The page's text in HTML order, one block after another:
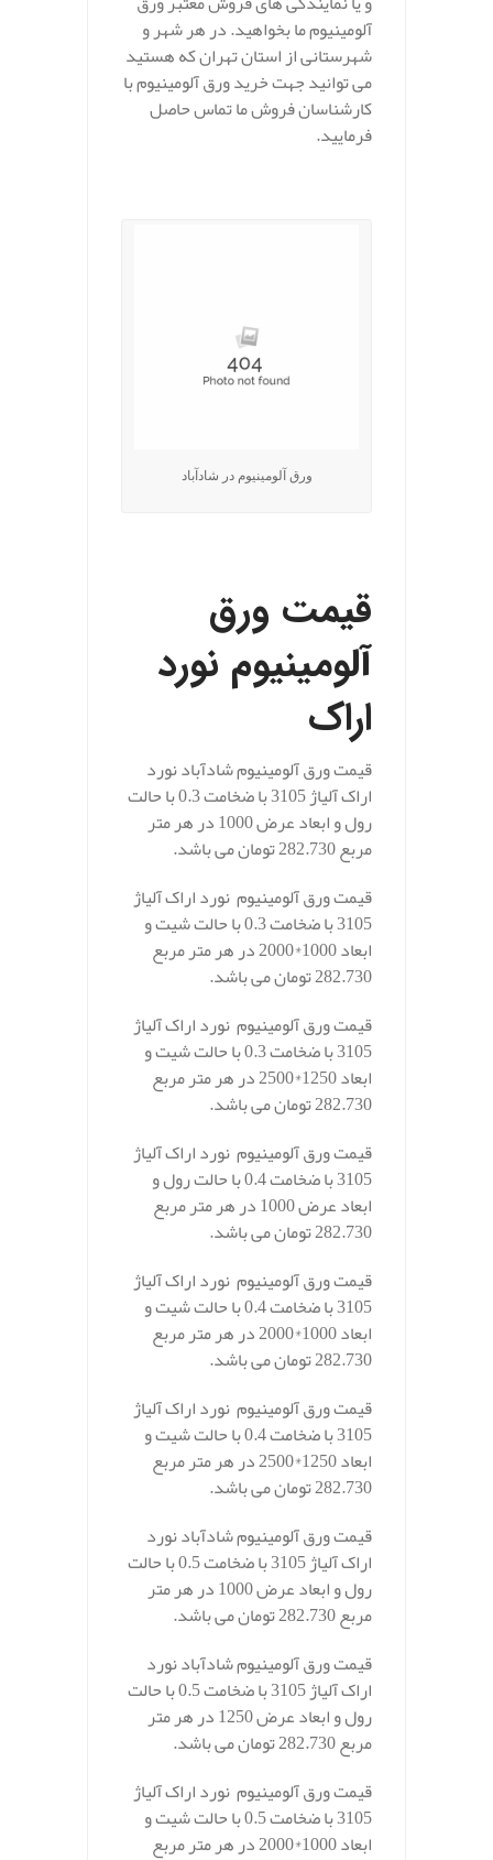
آلومینیوم ما بخواهید. در هر شهر و
شهرستانی از استان تهران که هستید
می توانید جهت خرید ورق آلومینیوم با
کارشناسان فروش ما تماس حاصل
فرمایید.
ورق آلومینیوم در شادآباد
قیمت ورق
آلومینیوم نورد
اراک
قیمت ورق آلومینیوم شادآباد نورد
اراک آلیاژ 3105 با ضخامت 0.3 با حالت
رول و ابعاد عرض 1000 در هر متر
مربع 282.730 تومان می باشد.
قیمت ورق آلومینیوم نورد اراک آلیاژ
3105 با ضخامت 0.3 با حالت شیت و
ابعاد 1000*2000 در هر متر مربع
282.730 تومان می باشد.
قیمت ورق آلومینیوم نورد اراک آلیاژ
3105 با ضخامت 0.3 با حالت شیت و
ابعاد 1250*2500 در هر متر مربع
282.730 تومان می باشد.
قیمت ورق آلومینیوم نورد اراک آلیاژ
3105 با ضخامت 0.4 با حالت رول و
ابعاد عرض 1000 در هر متر مربع
282.730 تومان می باشد.
قیمت ورق آلومینیوم نورد اراک آلیاژ
3105 با ضخامت 0.4 با حالت شیت و
ابعاد 1000*2000 در هر متر مربع
282.730 تومان می باشد.
قیمت ورق آلومینیوم نورد اراک آلیاژ
3105 با ضخامت 0.4 با حالت شیت و
ابعاد 1250*2500 در هر متر مربع
282.730 تومان می باشد.
قیمت ورق آلومینیوم شادآباد نورد
اراک آلیاژ 3105 با ضخامت 0.5 با حالت
رول و ابعاد عرض 1000 در هر متر
مربع 282.730 تومان می باشد.
قیمت ورق آلومینیوم شادآباد نورد
اراک آلیاژ 3105 با ضخامت 0.5 با حالت
رول و ابعاد عرض 1250 در هر متر
مربع 282.730 تومان می باشد.
قیمت ورق آلومینیوم نورد اراک آلیاژ
3105 با ضخامت 0.5 با حالت شیت و
ابعاد 1000*2000 در هر متر مربع